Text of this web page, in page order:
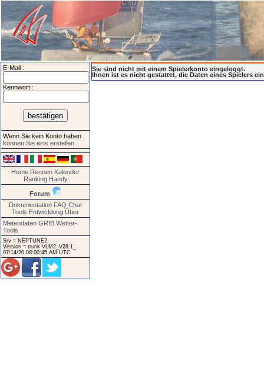
E-Mail :
Kennwort :
Wenn Sie kein Konto haben
können Sie eins erstellen
Home Rennen Kalender
Ranking Handy
Forum
Dokumentation FAQ Chat
Tools Entwicklung Über
Meteodaten GRIB Wetter-
Tools
Srv = NEPTUNE2.
Version = trunk VLM2_V28.1_
07/14/20 08:00:45 AM UTC
Sie sind nicht mit einem Spielerkonto eingeloggt.
Ihnen ist es nicht gestattet, die Daten eines Spielers